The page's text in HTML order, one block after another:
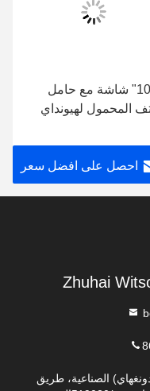
10.88" شاشة مع حامل
المحمول لهيونداي
2015 الستيريو الوسائط
احصل على افضل سعر
Zhuhai
الصناعية، طريق